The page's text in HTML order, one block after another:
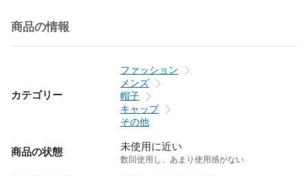
商品の情報
カテゴリー
ファッション
メンズ
帽子
キャップ
その他
商品の状態 未使用に近い
数回使用し、あまり使用感がない